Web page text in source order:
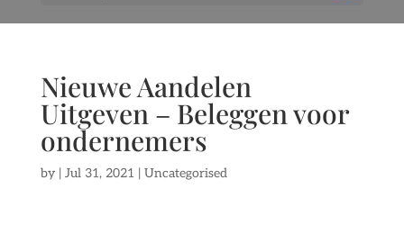
Nieuwe Aandelen
Uitgeven – Beleggen voor
ondernemers
by | Jul 31, 2021 | Uncategorised